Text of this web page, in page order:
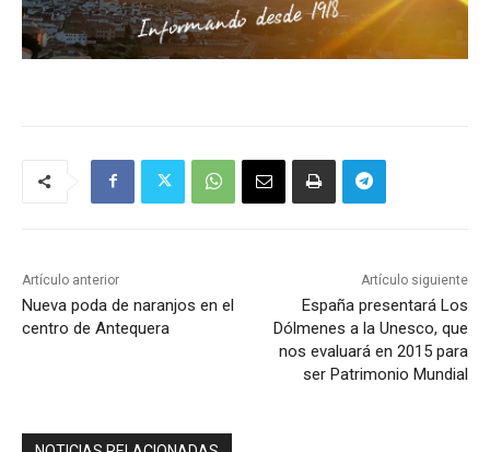
Artículo anterior
Nueva poda de naranjos en el
centro de Antequera
Artículo siguiente
España presentará Los
Dólmenes a la Unesco, que
nos evaluará en 2015 para
ser Patrimonio Mundial